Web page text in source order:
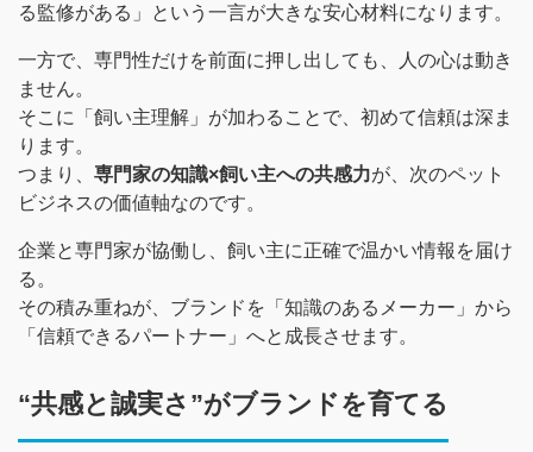
る監修がある」という一言が大きな安心材料になります。
一方で、専門性だけを前面に押し出しても、人の心は動き
ません。
そこに「飼い主理解」が加わることで、初めて信頼は深ま
ります。
つまり、 専門家の知識×飼い主への共感力が、次のペット
ビジネスの価値軸なのです。
企業と専門家が協働し、飼い主に正確で温かい情報を届け
る。
その積み重ねが、ブランドを「知識のあるメーカー」から
「信頼できるパートナー」へと成長させます。
“共感と誠実さ”がブランドを育てる